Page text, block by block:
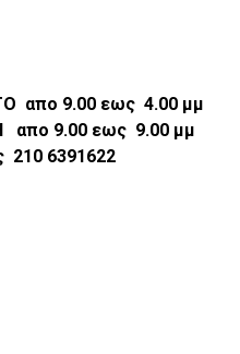
απο 9.00 εως 4.00 μμ
9.00 εως 9.00 μμ
6391622